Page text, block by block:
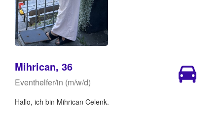
Mihrican, 36
Eventhelfer/in (m/w/d)
Hallo, ich bin Mihrican Celenk.